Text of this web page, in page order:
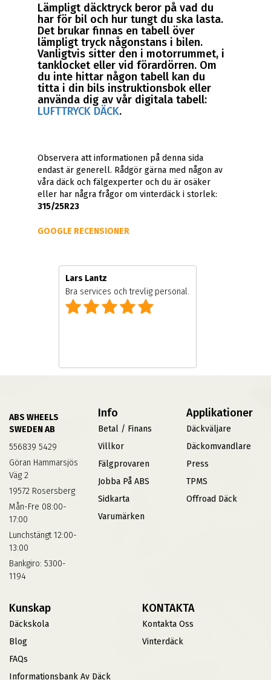
Lämpligt däcktryck beror på vad du
har för bil och hur tungt du ska lasta.
Det brukar finnas en tabell över
lämpligt tryck någonstans i bilen.
Vanligtvis sitter den i motorrummet, i
tanklocket eller vid förardörren. Om
du inte hittar någon tabell kan du
titta i din bils instruktionsbok eller
använda dig av vår digitala tabell:
LUFTTRYCK DÄCK.
Observera att informationen på denna sida
endast är generell. Rådgör gärna med någon av
våra däck och fälgexperter och du är osäker
eller har några frågor om vinterdäck i storlek:
315/25R23
GOOGLE RECENSIONER
Lars Lantz
Bra services och trevlig personal.
ABS WHEELS
SWEDEN AB
556839 5429
Göran Hammarsjös
Väg 2
19572 Rosersberg
Mån-Fre 08:00-
17:00
Lunchstängt 12:00-
13:00
Bankgiro: 5300-
1194
Info
Betal / Finans
Villkor
Fälgprovaren
Jobba På ABS
Sidkarta
Varumärken
Applikationer
Däckväljare
Däckomvandlare
Press
TPMS
Offroad Däck
Kunskap
Däckskola
Blog
FAQs
Informationsbank Av Däck
KONTAKTA
Kontakta Oss
Vinterdäck